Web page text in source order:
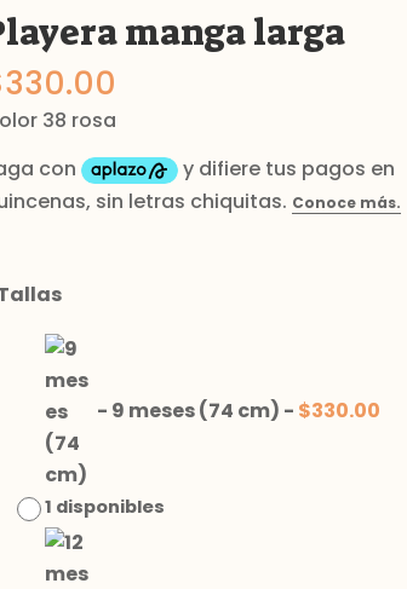
manga larga
330.00
38 rosa
- 9 meses (74 cm) - $330.00
1 disponibles